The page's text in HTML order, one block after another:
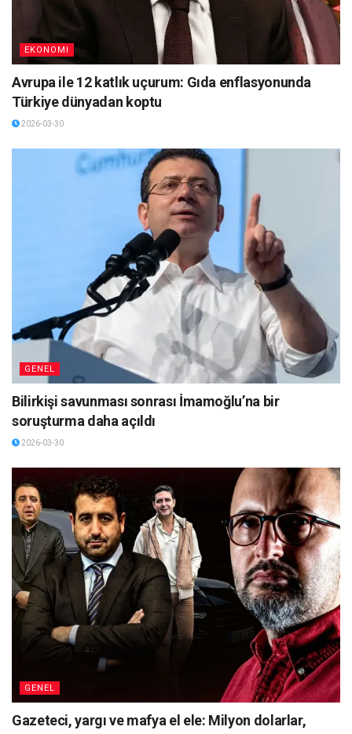
EKONOMI
Avrupa ile 12 katlık uçurum: Gıda enflasyonunda
Türkiye dünyadan koptu
2026-03-30
GENEL
Bilirkişi savunması sonrası İmamoğlu’na bir
soruşturma daha açıldı
2026-03-30
GENEL
Gazeteci, yargı ve mafya el ele: Milyon dolarlar,